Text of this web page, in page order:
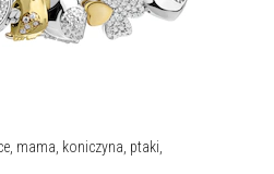
mama, koniczyna, ptaki,